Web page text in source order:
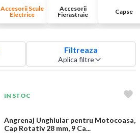
Accesorii Scule
Electrice
Accesorii
Fierastraie
Capse
Filtreaza
Aplica filtre
IN STOC
Angrenaj Unghiular pentru Motocoasa,
Cap Rotativ 28 mm, 9 Ca...